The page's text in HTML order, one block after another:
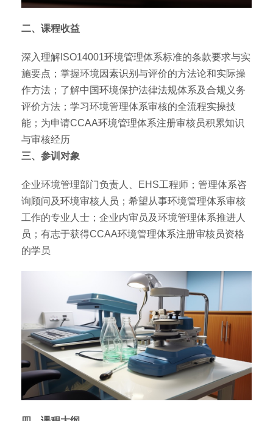
二、课程收益
深入理解ISO14001环境管理体系标准的条款要求与实
施要点；掌握环境因素识别与评价的方法论和实际操
作方法；了解中国环境保护法律法规体系及合规义务
评价方法；学习环境管理体系审核的全流程实操技
能；为申请CCAA环境管理体系注册审核员积累知识
与审核经历
三、参训对象
企业环境管理部门负责人、EHS工程师；管理体系咨
询顾问及环境审核人员；希望从事环境管理体系审核
工作的专业人士；企业内审员及环境管理体系推进人
员；有志于获得CCAA环境管理体系注册审核员资格
的学员